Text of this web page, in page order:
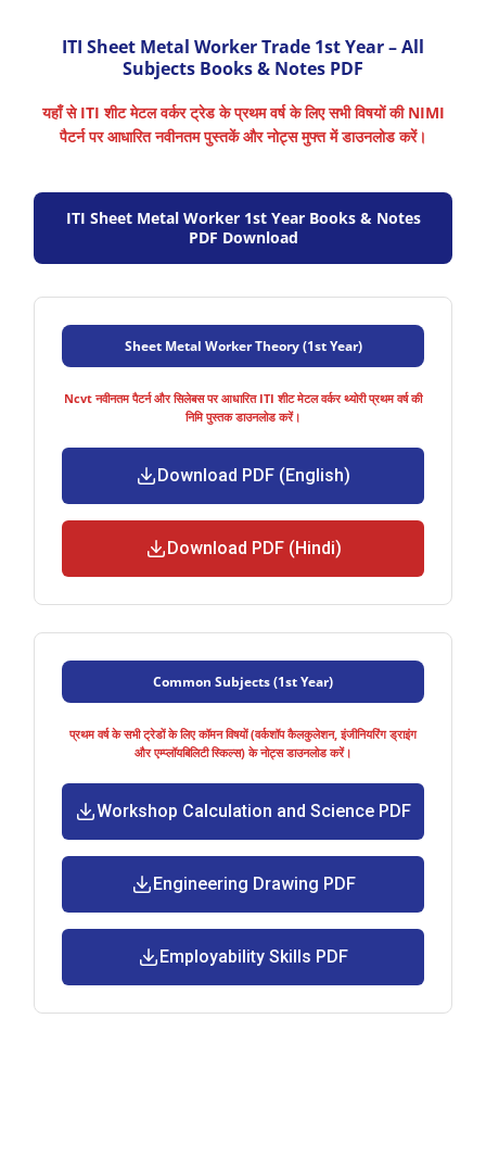
ITI Sheet Metal Worker Trade 1st Year – All
Subjects Books & Notes PDF
यहाँ से ITI शीट मेटल वर्कर ट्रेड के प्रथम वर्ष के लिए सभी विषयों की NIMI
पैटर्न पर आधारित नवीनतम पुस्तकें और नोट्स मुफ्त में डाउनलोड करें।
ITI Sheet Metal Worker 1st Year Books & Notes
PDF Download
Sheet Metal Worker Theory (1st Year)
Ncvt नवीनतम पैटर्न और सिलेबस पर आधारित ITI शीट मेटल वर्कर थ्योरी प्रथम वर्ष की
निमि पुस्तक डाउनलोड करें।
Download PDF (English)
Download PDF (Hindi)
Common Subjects (1st Year)
प्रथम वर्ष के सभी ट्रेडों के लिए कॉमन विषयों (वर्कशॉप कैलकुलेशन, इंजीनियरिंग ड्राइंग
और एम्प्लॉयबिलिटी स्किल्स) के नोट्स डाउनलोड करें।
Workshop Calculation and Science PDF
Engineering Drawing PDF
Employability Skills PDF